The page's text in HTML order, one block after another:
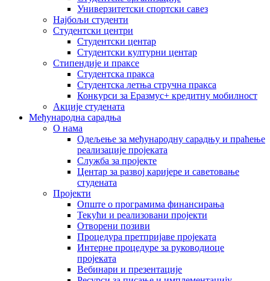
Универзитетски спортски савез
Најбољи студенти
Студентски центри
Студентски центар
Студентски културни центар
Стипендије и праксе
Студентска пракса
Студентска летња стручна пракса
Конкурси за Еразмус+ кредитну мобилност
Акције студената
Међународна сарадња
О нама
Одељење за међународну сарадњу и праћење
реализације пројеката
Служба за пројекте
Центар за развој каријере и саветовање
студената
Пројекти
Опште о програмима финансирања
Текући и реализовани пројекти
Отворени позиви
Процедура претпријаве пројеката
Интерне процедуре за руководиоце
пројеката
Вебинари и презентације